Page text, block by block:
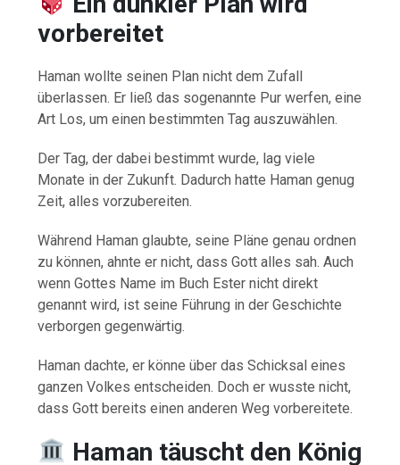
vorbereitet
Haman wollte seinen Plan nicht dem Zufall
überlassen. Er ließ das sogenannte Pur werfen, eine
Art Los, um einen bestimmten Tag auszuwählen.
Der Tag, der dabei bestimmt wurde, lag viele
Monate in der Zukunft. Dadurch hatte Haman genug
Zeit, alles vorzubereiten.
Während Haman glaubte, seine Pläne genau ordnen
zu können, ahnte er nicht, dass Gott alles sah. Auch
wenn Gottes Name im Buch Ester nicht direkt
genannt wird, ist seine Führung in der Geschichte
verborgen gegenwärtig.
Haman dachte, er könne über das Schicksal eines
ganzen Volkes entscheiden. Doch er wusste nicht,
dass Gott bereits einen anderen Weg vorbereitete.
Haman täuscht den König